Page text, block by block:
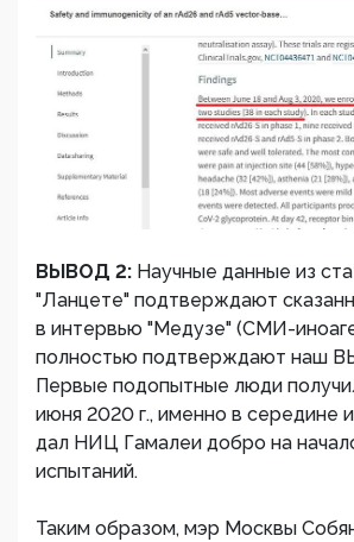
ВЫВОД 2: Научные данные из
"Ланцете" подтверждают
в интервью "Медузе" (СМИ-
полностью подтверждают наш
Первые подопытные люди
июня 2020 г., именно в середине
дал НИЦ Гамалеи добро на
испытаний.
Таким образом, мэр Москвы